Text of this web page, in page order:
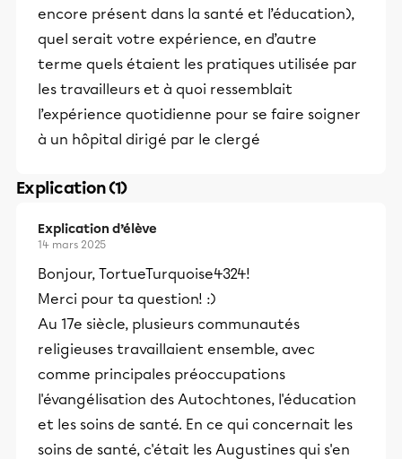
encore présent dans la santé et l’éducation),
quel serait votre expérience, en d’autre
terme quels étaient les pratiques utilisée par
les travailleurs et à quoi ressemblait
l’expérience quotidienne pour se faire soigner
à un hôpital dirigé par le clergé
Explication (1)
Explication d’élève
14 mars 2025
Bonjour, TortueTurquoise4324!
Merci pour ta question! :)
Au 17e siècle, plusieurs communautés
religieuses travaillaient ensemble, avec
comme principales préoccupations
l'évangélisation des Autochtones, l'éducation
et les soins de santé. En ce qui concernait les
soins de santé, c'était les Augustines qui s'en